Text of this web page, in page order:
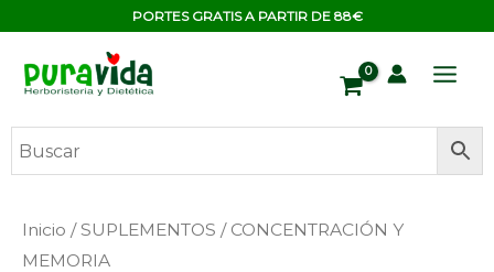
contenido
PORTES GRATIS A PARTIR DE 88€
Inicio /SUPLEMENTOS / CONCENTRACIÓN Y
MEMORIA
Ordenado
por